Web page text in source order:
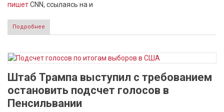
пишетCNN, ссылаясь на и
Подробнее
Штаб Трампа выступил с требованием
остановить подсчет голосов в
Пенсильвании